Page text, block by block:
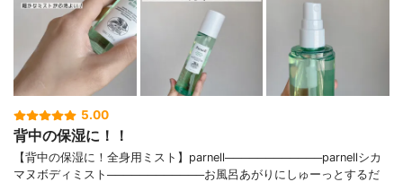
5.00
背中の保湿に！！
【背中の保湿に！全身用ミスト】parnell────────────parnellシカ
マヌボディミスト────────────お風呂あがりにしゅーっとするだ